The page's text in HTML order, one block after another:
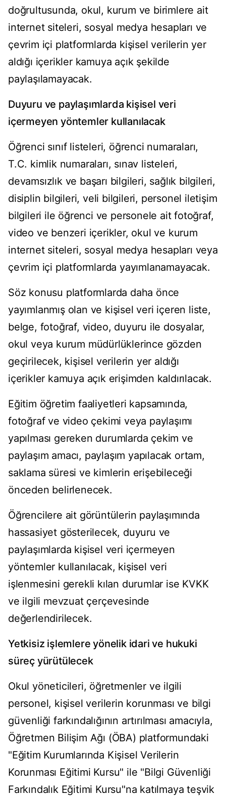
doğrultusunda, okul, kurum ve birimlere ait
internet siteleri, sosyal medya hesapları ve
çevrim içi platformlarda kişisel verilerin yer
aldığı içerikler kamuya açık şekilde
paylaşılamayacak.
Duyuru ve paylaşımlarda kişisel veri
içermeyen yöntemler kullanılacak
Öğrenci sınıf listeleri, öğrenci numaraları,
T.C. kimlik numaraları, sınav listeleri,
devamsızlık ve başarı bilgileri, sağlık bilgileri,
disiplin bilgileri, veli bilgileri, personel iletişim
bilgileri ile öğrenci ve personele ait fotoğraf,
video ve benzeri içerikler, okul ve kurum
internet siteleri, sosyal medya hesapları veya
çevrim içi platformlarda yayımlanamayacak.
Söz konusu platformlarda daha önce
yayımlanmış olan ve kişisel veri içeren liste,
belge, fotoğraf, video, duyuru ile dosyalar,
okul veya kurum müdürlüklerince gözden
geçirilecek, kişisel verilerin yer aldığı
içerikler kamuya açık erişimden kaldırılacak.
Eğitim öğretim faaliyetleri kapsamında,
fotoğraf ve video çekimi veya paylaşımı
yapılması gereken durumlarda çekim ve
paylaşım amacı, paylaşım yapılacak ortam,
saklama süresi ve kimlerin erişebileceği
önceden belirlenecek.
Öğrencilere ait görüntülerin paylaşımında
hassasiyet gösterilecek, duyuru ve
paylaşımlarda kişisel veri içermeyen
yöntemler kullanılacak, kişisel veri
işlenmesini gerekli kılan durumlar ise KVKK
ve ilgili mevzuat çerçevesinde
değerlendirilecek.
Yetkisiz işlemlere yönelik idari ve hukuki
süreç yürütülecek
Okul yöneticileri, öğretmenler ve ilgili
personel, kişisel verilerin korunması ve bilgi
güvenliği farkındalığının artırılması amacıyla,
Öğretmen Bilişim Ağı (ÖBA) platformundaki
"Eğitim Kurumlarında Kişisel Verilerin
Korunması Eğitimi Kursu" ile "Bilgi Güvenliği
Farkındalık Eğitimi Kursu"na katılmaya teşvik